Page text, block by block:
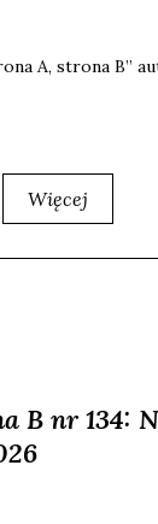
A, stro­na B”
Więcej
B nr 134: